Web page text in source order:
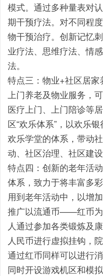
模式。通过多种量表对
期干预疗法。对不同程
物干预治疗。创新记忆
业疗法、思维疗法、情
法。
特点三：物业+社区居
上门养老及物业服务，
医疗上门、上门陪诊等
区“欢乐体系”，以欢乐
欢乐学堂的体系，带动
动、社区治理、社区建
特点四：创新的老年活
体系，致力于将丰富多
用到老年活动中，以增
推广以流通币——红币
人通过参加各类锻炼及
人民币进行虚拟挂钩，
通过红币同样可以进行
同时开设游戏机区和模